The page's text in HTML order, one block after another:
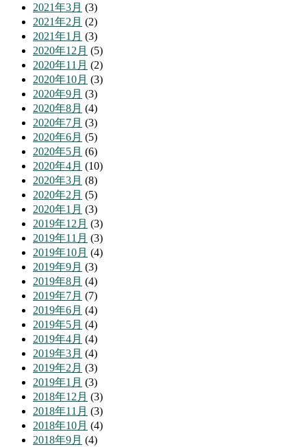
2021年3月 (3)
2021年2月 (2)
2021年1月 (3)
2020年12月 (5)
2020年11月 (2)
2020年10月 (3)
2020年9月 (3)
2020年8月 (4)
2020年7月 (3)
2020年6月 (5)
2020年5月 (6)
2020年4月 (10)
2020年3月 (8)
2020年2月 (5)
2020年1月 (3)
2019年12月 (3)
2019年11月 (3)
2019年10月 (4)
2019年9月 (3)
2019年8月 (4)
2019年7月 (7)
2019年6月 (4)
2019年5月 (4)
2019年4月 (4)
2019年3月 (4)
2019年2月 (3)
2019年1月 (3)
2018年12月 (3)
2018年11月 (3)
2018年10月 (4)
2018年9月 (4)